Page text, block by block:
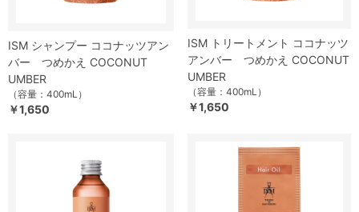
ISM シャンプー ココナッツアン
バー つめかえ COCONUT
UMBER
（容量：400mL）
￥1,650
ISM トリートメント ココナッツ
アンバー つめかえ COCONUT
UMBER
（容量：400mL）
￥1,650